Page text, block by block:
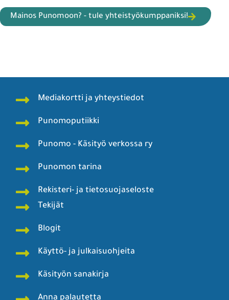
Mainos Punomoon? - tule yhteistyökumppaniksi!
Mediakortti ja yhteystiedot
Punomoputiikki
Punomo - Käsityö verkossa ry
Punomon tarina
Rekisteri- ja tietosuojaseloste
Tekijät
Blogit
Käyttö- ja julkaisuohjeita
Käsityön sanakirja
Anna palautetta